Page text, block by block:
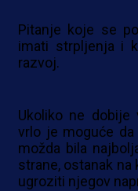
Pitanje koje se
imati strpljenja i
razvoj.
Ukoliko ne dobije
vrlo je moguće
možda bila
strane, ostanak
ugroziti njegov